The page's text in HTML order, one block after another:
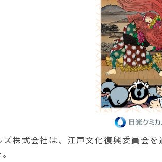
ズ株式会社は、江戸文化復興委員会